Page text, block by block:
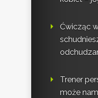
Ćwicząc
Trener
może